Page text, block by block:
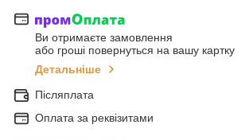
Ви отримаєте замовлення
або гроші повернуться на вашу картку
Детальніше
Післяплата
Оплата за реквізитами